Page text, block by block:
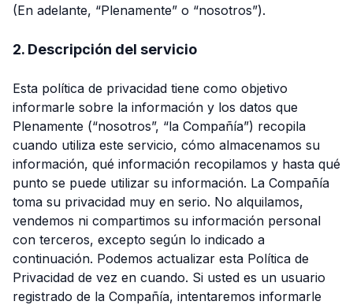
(En adelante, “Plenamente” o “nosotros”).
2. Descripción del servicio
Esta política de privacidad tiene como objetivo
informarle sobre la información y los datos que
Plenamente (“nosotros”, “la Compañía”) recopila
cuando utiliza este servicio, cómo almacenamos su
información, qué información recopilamos y hasta qué
punto se puede utilizar su información. La Compañía
toma su privacidad muy en serio. No alquilamos,
vendemos ni compartimos su información personal
con terceros, excepto según lo indicado a
continuación. Podemos actualizar esta Política de
Privacidad de vez en cuando. Si usted es un usuario
registrado de la Compañía, intentaremos informarle